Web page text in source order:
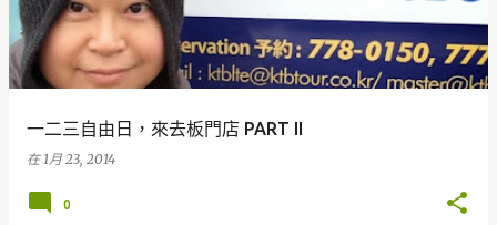
一二三自由日，來去板門店 PART II
在1月 23, 2014
0